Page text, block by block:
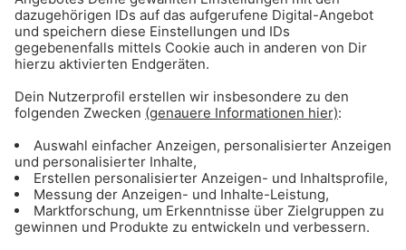
Gong 96.3 - Mediadaten